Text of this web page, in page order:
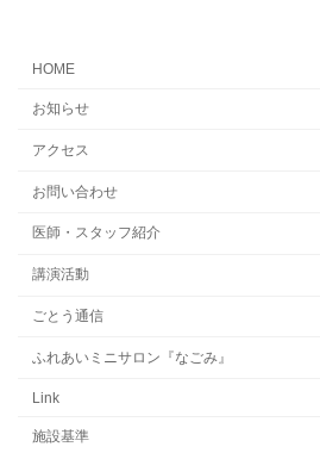
HOME
お知らせ
アクセス
お問い合わせ
医師・スタッフ紹介
講演活動
ごとう通信
ふれあいミニサロン『なごみ』
Link
施設基準